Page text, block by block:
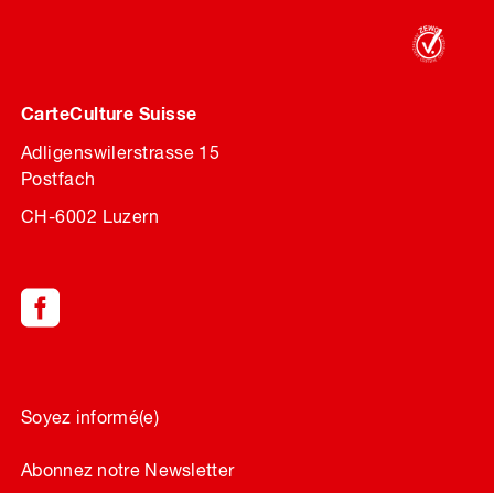
CarteCulture Suisse
Adligenswilerstrasse 15
Postfach
CH-6002 Luzern
Soyez informé(e)
Abonnez notre Newsletter